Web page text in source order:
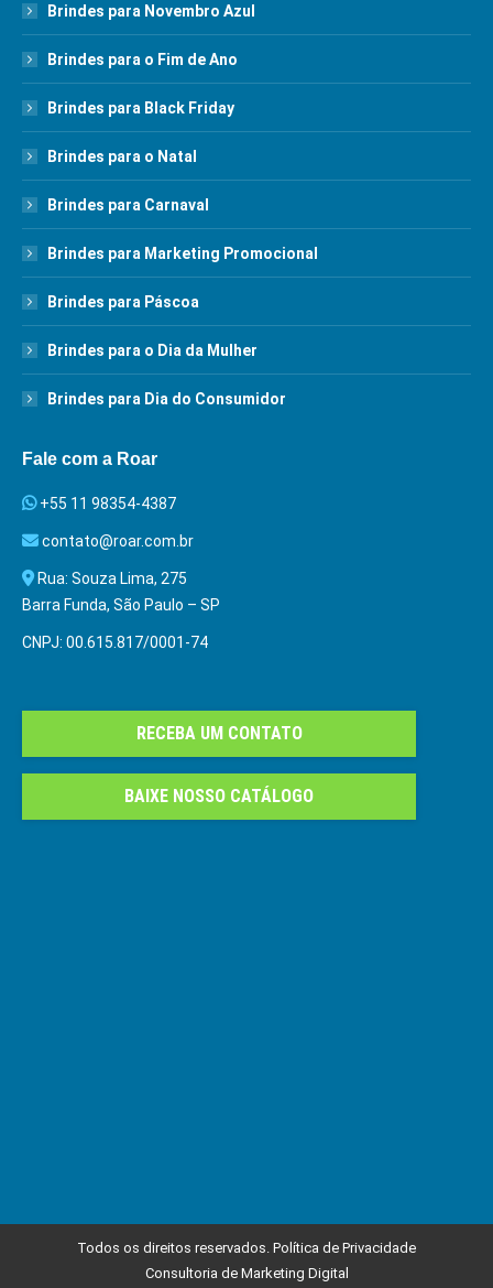
Brindes para Novembro Azul
Brindes para o Fim de Ano
Brindes para Black Friday
Brindes para o Natal
Brindes para Carnaval
Brindes para Marketing Promocional
Brindes para Páscoa
Brindes para o Dia da Mulher
Brindes para Dia do Consumidor
Fale com a Roar
+55 11 98354-4387
contato@roar.com.br
Rua: Souza Lima, 275
Barra Funda, São Paulo – SP
CNPJ: 00.615.817/0001-74
RECEBA UM CONTATO
BAIXE NOSSO CATÁLOGO
Todos os direitos reservados. Política de Privacidade
Consultoria de Marketing Digital